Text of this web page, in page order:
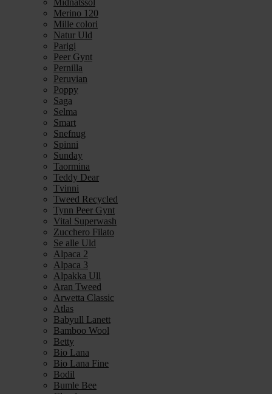
Midnatssol
Merino 120
Mille colori
Natur Uld
Parigi
Peer Gynt
Pernilla
Peruvian
Poppy
Saga
Selma
Smart
Snefnug
Spinni
Sunday
Taormina
Teddy Dear
Tvinni
Tweed Recycled
Tynn Peer Gynt
Vital Superwash
Zucchero Filato
Se alle Uld
Alpaca 2
Alpaca 3
Alpakka Ull
Aran Tweed
Arwetta Classic
Atlas
Babyull Lanett
Bamboo Wool
Betty
Bio Lana
Bio Lana Fine
Bodil
Bumle Bee